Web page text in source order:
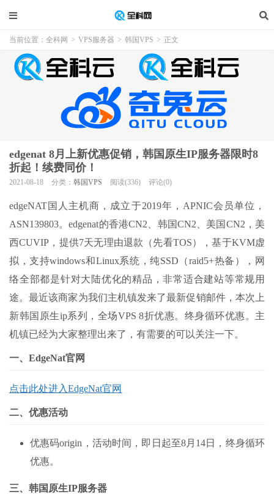
当前位置： 全科网 > VPS服务器 > 韩国VPS > 正文
edgenat 8月上新优惠促销，韩国原生IP服务器限时8
折起！续费同价！
2021-08-18 分类： 韩国VPS 阅读(336) 评论(0)
edgeNAT国人主机商，成立于2019年，APNIC会员单位，
ASN139803。edgenat的香港CN2、韩国CN2、美国CN2，美
西CUVIP，提供7天无理由退款（先看TOS），基于KVM虚
拟，支持windows和Linux系统，纯SSD（raid5+热备），网
络全部都是针对大陆优化的精品，非常适合建站等常规用
途。最近该商家为我们主机镇发来了最新促销邮件，本次上
新韩国原生ip系列，全场VPS 8折优惠。终身循环优惠。主
机镇已经为大家整理出来了，有需要的可以关注一下。
一、EdgeNat官网
点击此处进入EdgeNat官网
二、优惠活动
优惠码origin ，活动时间，即日起至8月14日，终身循环
优惠。
三、韩国原生IP服务器